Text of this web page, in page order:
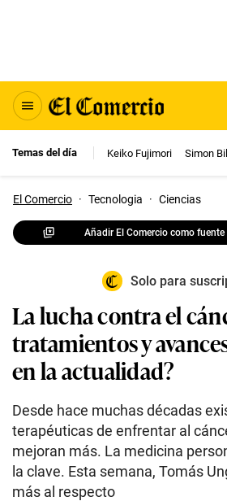
Temas del día Keiko Fujimori Simon
El Comercio · Tecnologia · Ciencias
Añadir El Comercio como fuente
Solo para
La lucha contra el
tratamientos y
en la actualidad?
Desde hace muchas décadas
terapéuticas de enfrentar al
mejoran más. La medicina
la clave. Esta semana, Tomás
más al respecto